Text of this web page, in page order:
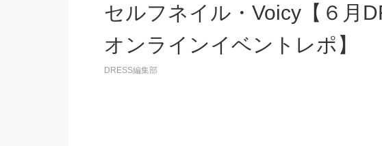
セルフネイル・Voicy【６月
オンラインイベントレポ】
DRESS編集部